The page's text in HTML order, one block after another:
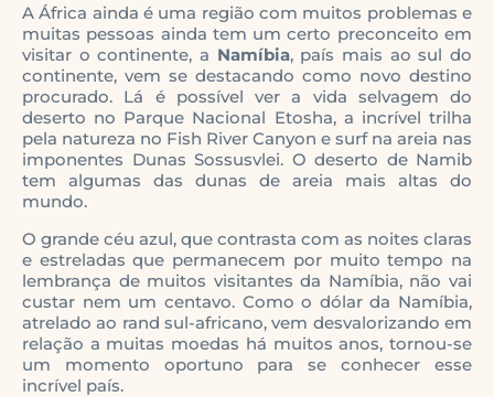
A África ainda é uma região com muitos problemas e
muitas pessoas ainda tem um certo preconceito em
visitar o continente, a Namíbia, país mais ao sul do
continente, vem se destacando como novo destino
procurado. Lá é possível ver a vida selvagem do
deserto no Parque Nacional Etosha, a incrível trilha
pela natureza no Fish River Canyon e surf na areia nas
imponentes Dunas Sossusvlei. O deserto de Namib
tem algumas das dunas de areia mais altas do
mundo.
O grande céu azul, que contrasta com as noites claras
e estreladas que permanecem por muito tempo na
lembrança de muitos visitantes da Namíbia, não vai
custar nem um centavo. Como o dólar da Namíbia,
atrelado ao rand sul-africano, vem desvalorizando em
relação a muitas moedas há muitos anos, tornou-se
um momento oportuno para se conhecer esse
incrível país.